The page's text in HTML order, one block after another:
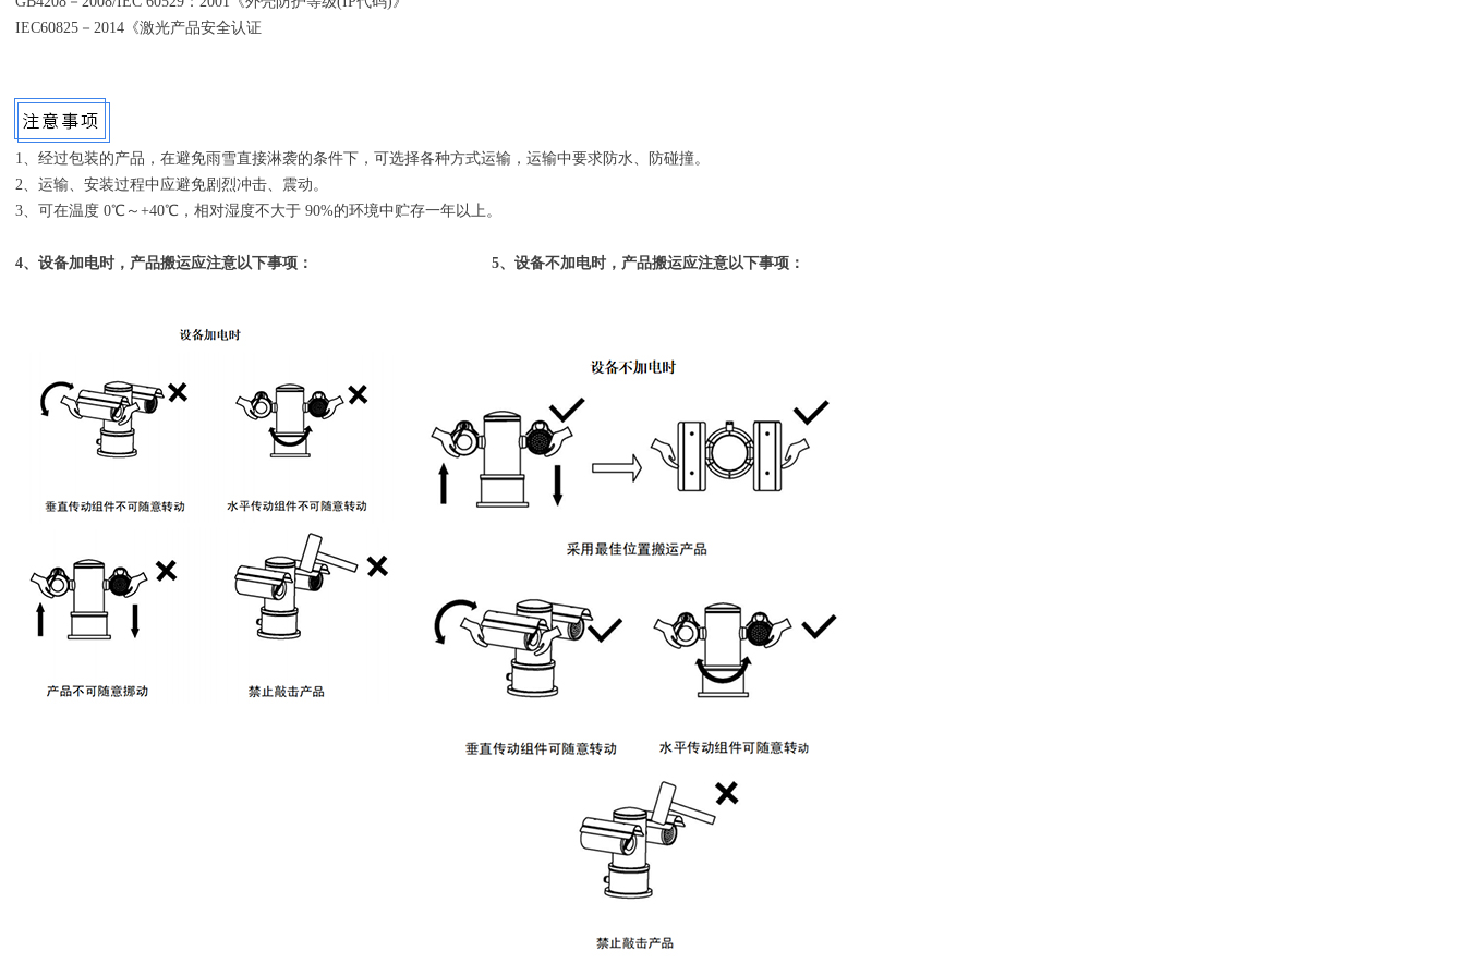
IEC60825－2014《激光产品安全认证
1、经过包装的产品，在避免雨雪直接淋袭的条件下，可选择各种方式运输，运输中要求防水、防碰撞。
2、运输、安装过程中应避免剧烈冲击、震动。
3、可在温度 0℃～+40℃，相对湿度不大于 90%的环境中贮存一年以上。
4、设备加电时，产品搬运应注意以下事项： 5、设备不加电时，产品搬运应注意以下事项：